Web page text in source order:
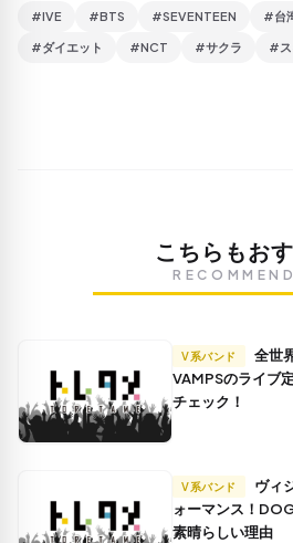
#IVE #BTS #SEVENTEEN #台
#ダイエット #NCT #サクラ #ス
こちらもお
V系バンド
VAMPSのライブ
チェック！
V系バンド
ォーマンス！
素晴らしい理由